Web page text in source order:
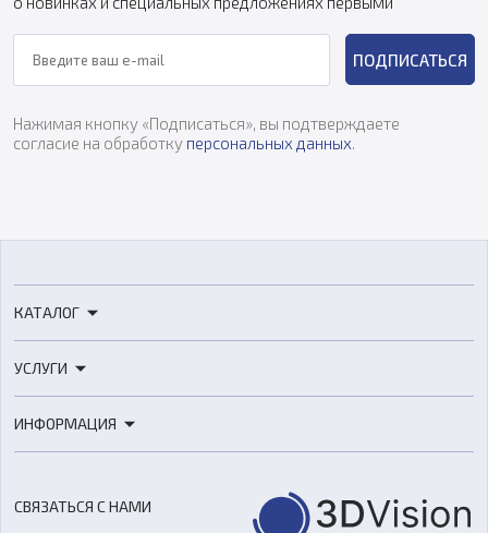
ПОДПИСАТЬСЯ
Нажимая кнопку «Подписаться», вы подтверждаете
согласие на обработку персональных данных
КАТАЛОГ
3D-сканеры
Расходные материалы
Оборудование и материалы для вакуумного литья
Аксессуары и прочее оборудование
УСЛУГИ
3D-моделирование
ИНФОРМАЦИЯ
СВЯЗАТЬСЯ С НАМИ